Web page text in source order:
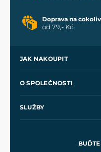
Doprava na cokoliv
od 79,- Kč
JAK NAKOUPIT
Velkoobchod
O SPOLEČNOSTI
SLUŽBY
Meče pro Kingdom